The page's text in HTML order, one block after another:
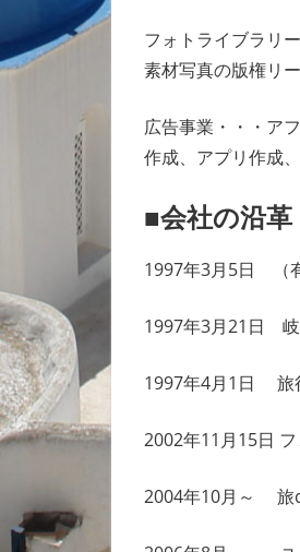
フォトライブラリ
素材写真の版権リ
広告事業・・・ア
作成、アプリ作成
■会社の沿革
1997年3月5日 （
1997年3月21日
1997年4月1日 旅
2002年11月15日
2004年10月～